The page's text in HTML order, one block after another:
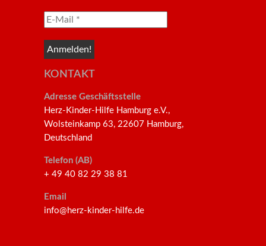
KONTAKT
Adresse Geschäftsstelle
Herz-Kinder-Hilfe Hamburg e.V.,
Wolsteinkamp 63, 22607 Hamburg,
Deutschland
Telefon (AB)
+ 49 40 82 29 38 81
Email
info@herz-kinder-hilfe.de